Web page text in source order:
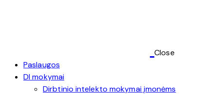
Close
Paslaugos
DI mokymai
Dirbtinio intelekto mokymai įmonėms